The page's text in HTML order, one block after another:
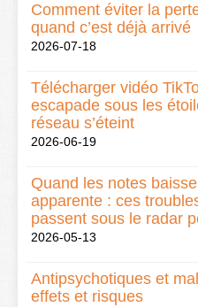
Comment éviter la
quand c’est déjà arrivé
2026-07-18
Télécharger vidéo
escapade sous les
réseau s’éteint
2026-06-19
Quand les notes
apparente : ces
passent sous le radar
2026-05-13
Antipsychotiques et
effets et risques